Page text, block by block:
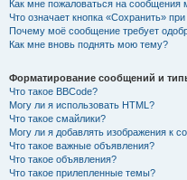
Как мне пожаловаться на сообщения
Что означает кнопка «Сохранить»
Почему моё сообщение требует
Как мне вновь поднять мою тему?
Форматирование сообщений и
Что такое BBCode?
Могу ли я использовать HTML?
Что такое смайлики?
Могу ли я добавлять изображения к
Что такое важные объявления?
Что такое объявления?
Что такое прилепленные темы?